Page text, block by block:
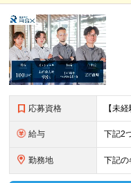
応募資格
給与
勤務地